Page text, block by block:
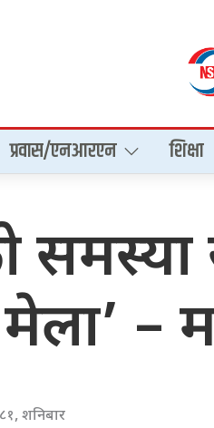
प्रवास/एनआरएन शिक्षा
–
शनिबार